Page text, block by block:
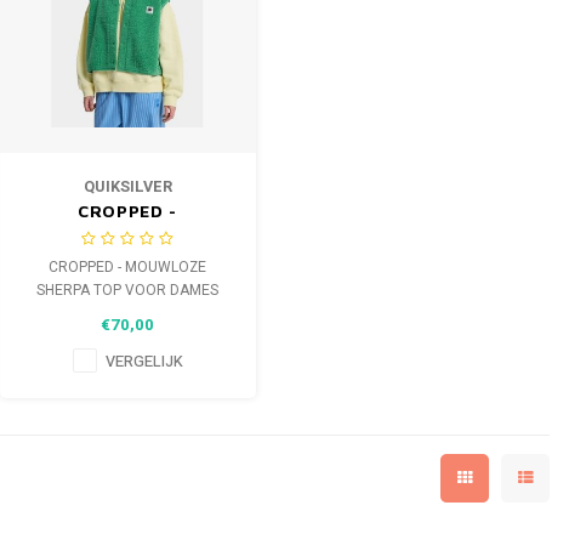
QUIKSILVER
CROPPED -
MOUWLOZE SHERPA
TOP VOOR DAMES
CROPPED - MOUWLOZE
SHERPA TOP VOOR DAMES
€70,00
VERGELIJK